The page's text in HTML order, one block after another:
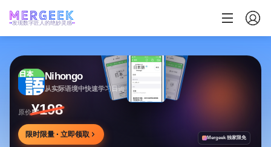
发现数字匠人的绝妙灵感
Nihongo
从实际语境中快速学习日语
原价¥198
限时限量 · 立即领取 Mergeek 独家限免